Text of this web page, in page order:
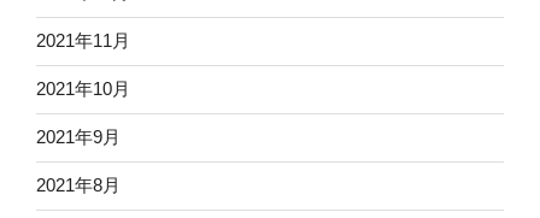
2021年11月
2021年10月
2021年9月
2021年8月